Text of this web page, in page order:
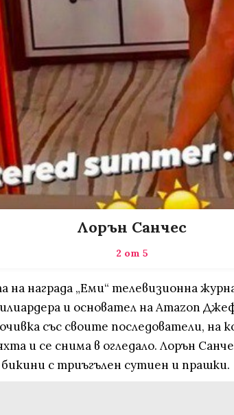
Лорън Санчес
2 от 5
на награда „Еми“ телевизионна
и основател на Amazon
със своите последователи, на
и се снима в огледало. Лорън
бикини с триъгълен сутиен и прашки.